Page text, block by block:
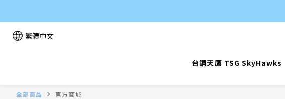
繁體中文
台鋼天鷹 TSG SkyHawks
全部商品 官方商城